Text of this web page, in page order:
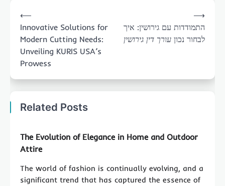
navigation
⟵
Innovative Solutions for
Modern Cutting Needs:
Unveiling KURIS USA’s
Prowess
התמודדות עם גירושין: איך
לבחור נכון עורך דין גירושין
⟶
Related Posts
The Evolution of Elegance in Home and Outdoor
Attire
The world of fashion is continually evolving, and a
significant trend that has captured the essence of